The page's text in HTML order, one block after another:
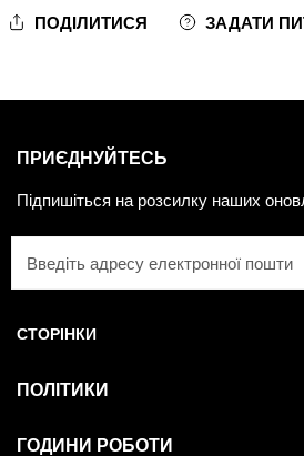
ПОДІЛИТИСЯ ЗАДАТИ
ПРИЄДНУЙТЕСЬ
Підпишіться на розсилку наших
пошта
СТОРІНКИ
ПОЛІТИКИ
ГОДИНИ РОБОТИ